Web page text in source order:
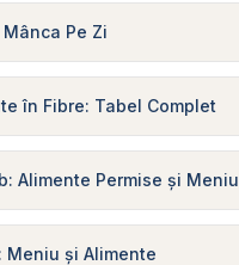
Pe Zi
în Fibre: Tabel Complet
Alimente Permise și Meniu
Meniu și Alimente